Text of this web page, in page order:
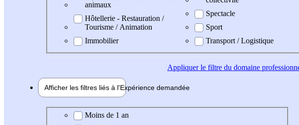
animaux
Hôtellerie - Restauration /
Tourisme / Animation
Immobilier
Spectacle
Sport
Transport / Logistique
Appliquerle filtre du domaine
Afficher les filtres liés à l'Expérience demandée
Expérience demandée
Moins de 1 an